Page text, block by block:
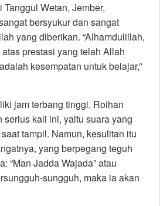
Wetan, Jember,
bersyukur dan sangat
yang diberikan. “Alhamdulillah,
prestasi yang telah Allah
kesempatan untuk belajar,”
jam terbang tinggi, Roihan
serius kali ini, yaitu suara yang
tampil. Namun, kesulitan itu
yang berpegang teguh
“Man Jadda Wajada” atau
sungguh, maka ia akan